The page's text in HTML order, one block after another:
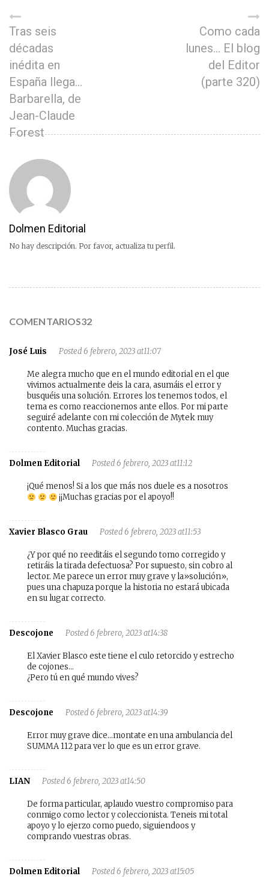
Tras seis
décadas
inédita en
España llega…
Barbarella, de
Jean-Claude
Forest
Como cada
lunes… El blog
del Editor
(parte 320)
Dolmen Editorial
No hay descripción. Por favor, actualiza tu perfil.
COMENTARIOS32
José Luis Posted 6 febrero, 2023 at11:07
Me alegra mucho que en el mundo editorial en el que
vivimos actualmente deis la cara, asumáis el error y
busquéis una solución. Errores los tenemos todos, el
tema es como reaccionemos ante ellos. Por mi parte
seguiré adelante con mi colección de Mytek muy
contento. Muchas gracias.
Dolmen Editorial Posted 6 febrero, 2023 at11:12
¡Qué menos! Si a los que más nos duele es a nosotros
¡¡Muchas gracias por el apoyo!!
Xavier Blasco Grau Posted 6 febrero, 2023 at11:53
¿Y por qué no reeditáis el segundo tomo corregido y
retiráis la tirada defectuosa? Por supuesto, sin cobro al
lector. Me parece un error muy grave y la»solución»,
pues una chapuza porque la historia no estará ubicada
en su lugar correcto.
Descojone Posted 6 febrero, 2023 at14:38
El Xavier Blasco este tiene el culo retorcido y estrecho
de cojones…
¿Pero tú en qué mundo vives?
Descojone Posted 6 febrero, 2023 at14:39
Error muy grave dice…montate en una ambulancia del
SUMMA 112 para ver lo que es un error grave.
LIAN Posted 6 febrero, 2023 at14:50
De forma particular, aplaudo vuestro compromiso para
conmigo como lector y coleccionista. Teneis mi total
apoyo y lo ejerzo como puedo, siguiendoos y
comprando vuestras obras.
Dolmen Editorial Posted 6 febrero, 2023 at15:05